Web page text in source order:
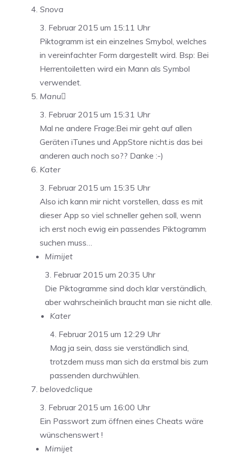
Snova
3. Februar 2015 um 15:11 Uhr
Piktogramm ist ein einzelnes Smybol, welches
in vereinfachter Form dargestellt wird. Bsp: Bei
Herrentoiletten wird ein Mann als Symbol
verwendet.
Manu
3. Februar 2015 um 15:31 Uhr
Mal ne andere Frage:Bei mir geht auf allen
Geräten iTunes und AppStore nicht.is das bei
anderen auch noch so?? Danke :-)
Kater
3. Februar 2015 um 15:35 Uhr
Also ich kann mir nicht vorstellen, dass es mit
dieser App so viel schneller gehen soll, wenn
ich erst noch ewig ein passendes Piktogramm
suchen muss…
Mimijet
3. Februar 2015 um 20:35 Uhr
Die Piktogramme sind doch klar verständlich,
aber wahrscheinlich braucht man sie nicht alle.
Kater
4. Februar 2015 um 12:29 Uhr
Mag ja sein, dass sie verständlich sind,
trotzdem muss man sich da erstmal bis zum
passenden durchwühlen.
belovedclique
3. Februar 2015 um 16:00 Uhr
Ein Passwort zum öffnen eines Cheats wäre
wünschenswert !
Mimijet